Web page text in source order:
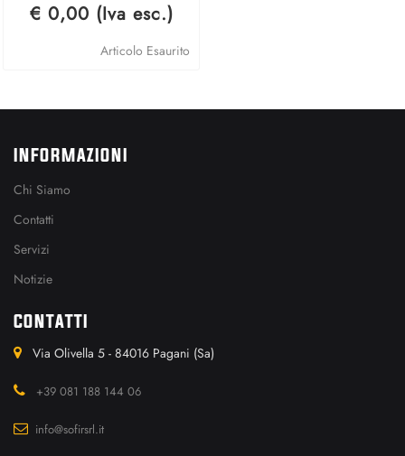
€ 0,00 (Iva esc.)
Articolo Esaurito
INFORMAZIONI
Chi Siamo
Contatti
Servizi
Notizie
CONTATTI
Via Olivella 5 - 84016 Pagani (Sa)
+39 081 188 144 06
info@sofirsrl.it